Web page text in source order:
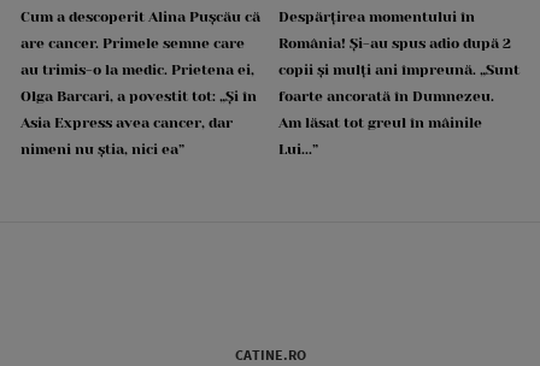
Cum a descoperit Alina Pușcău că
are cancer. Primele semne care
au trimis-o la medic. Prietena ei,
Olga Barcari, a povestit tot: „Și în
Asia Express avea cancer, dar
nimeni nu știa, nici ea”
Despărțirea momentului în
România! Și-au spus adio după 2
copii și mulți ani împreună. „Sunt
foarte ancorată în Dumnezeu.
Am lăsat tot greul în mâinile
Lui...”
CATINE.RO